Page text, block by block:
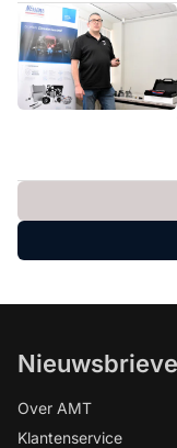
Over AMT
Klantenservice